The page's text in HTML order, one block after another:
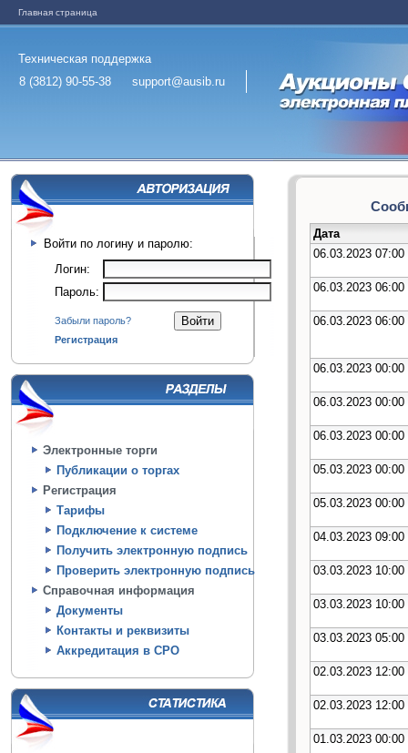
Главная страница
Техническая поддержка
8 (3812) 90-55-38
support@ausib.ru
Войти по логину и паролю:
Логин:
Пароль:
Забыли пароль?
Регистрация
Электронные торги
Публикации о торгах
Регистрация
Тарифы
Подключение к системе
Получить электронную подпись
Проверить электронную подпись
Справочная информация
Документы
Контакты и реквизиты
Аккредитация в СРО
Дата
06.03.2023 07:00
06.03.2023 06:00
06.03.2023 06:00
06.03.2023 00:00
06.03.2023 00:00
06.03.2023 00:00
05.03.2023 00:00
05.03.2023 00:00
04.03.2023 09:00
03.03.2023 10:00
03.03.2023 10:00
03.03.2023 05:00
02.03.2023 12:00
02.03.2023 12:00
01.03.2023 00:00